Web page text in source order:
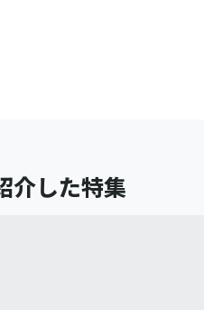
介した特集